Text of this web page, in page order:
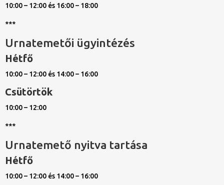
10:00 – 12:00 és 16:00 – 18:00
***
Urnatemetői ügyintézés
Hétfő
10:00 – 12:00 és 14:00 – 16:00
Csütörtök
10:00 – 12:00
***
Urnatemető nyitva tartása
Hétfő
10:00 – 12:00 és 14:00 – 16:00